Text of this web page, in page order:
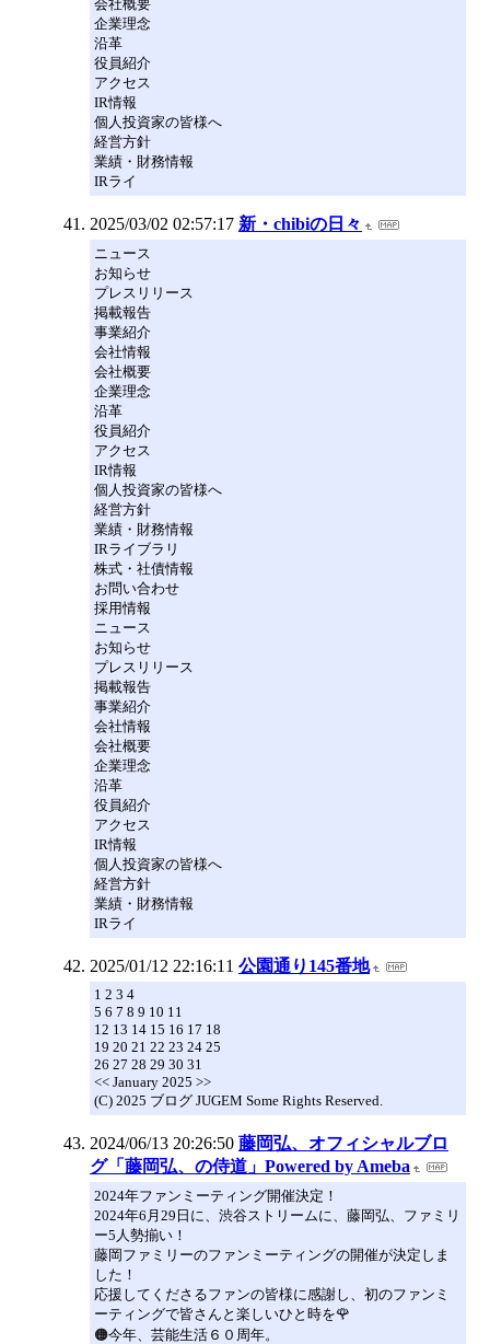
会社概要
企業理念
沿革
役員紹介
アクセス
IR情報
個人投資家の皆様へ
経営方針
業績・財務情報
IRライ
2025/03/02 02:57:17 新・chibiの日々
ニュース
お知らせ
プレスリリース
掲載報告
事業紹介
会社情報
会社概要
企業理念
沿革
役員紹介
アクセス
IR情報
個人投資家の皆様へ
経営方針
業績・財務情報
IRライブラリ
株式・社債情報
お問い合わせ
採用情報
ニュース
お知らせ
プレスリリース
掲載報告
事業紹介
会社情報
会社概要
企業理念
沿革
役員紹介
アクセス
IR情報
個人投資家の皆様へ
経営方針
業績・財務情報
IRライ
2025/01/12 22:16:11 公園通り145番地
1 2 3 4
5 6 7 8 9 10 11
12 13 14 15 16 17 18
19 20 21 22 23 24 25
26 27 28 29 30 31
<< January 2025 >>
(C) 2025 ブログ JUGEM Some Rights Reserved.
2024/06/13 20:26:50 藤岡弘、オフィシャルブロ
グ「藤岡弘、の侍道」Powered by Ameba
2024年ファンミーティング開催決定！
2024年6月29日に、渋谷ストリームに、藤岡弘、ファミリ
ー5人勢揃い！
藤岡ファミリーのファンミーティングの開催が決定しま
した！
応援してくださるファンの皆様に感謝し、初のファンミ
ーティングで皆さんと楽しいひと時を🌹
🟠今年、芸能生活６０周年。